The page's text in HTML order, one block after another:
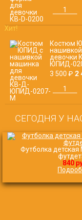
Хит!
Костюм
девочки
ЮПИД-
3 500 ₽2
СЕГОДНЯ У
Футболка
840